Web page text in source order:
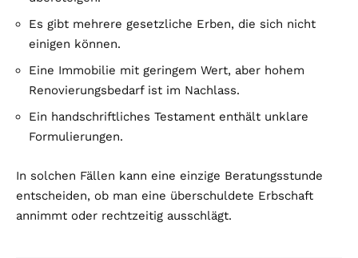
Es gibt mehrere gesetzliche Erben, die sich nicht
einigen können.
Eine Immobilie mit geringem Wert, aber hohem
Renovierungsbedarf ist im Nachlass.
Ein handschriftliches Testament enthält unklare
Formulierungen.
In solchen Fällen kann eine einzige Beratungsstunde
entscheiden, ob man eine überschuldete Erbschaft
annimmt oder rechtzeitig ausschlägt.